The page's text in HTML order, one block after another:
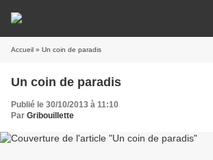
Accueil » Un coin de paradis
Un coin de paradis
Publié le 30/10/2013 à 11:10
Par Gribouillette